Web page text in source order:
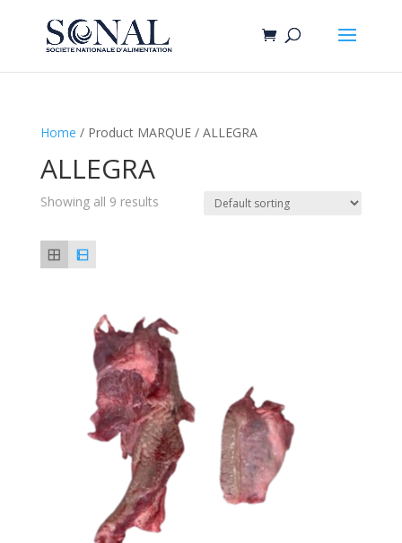
Home / Product MARQUE / ALLEGRA
ALLEGRA
Showing all 9 results